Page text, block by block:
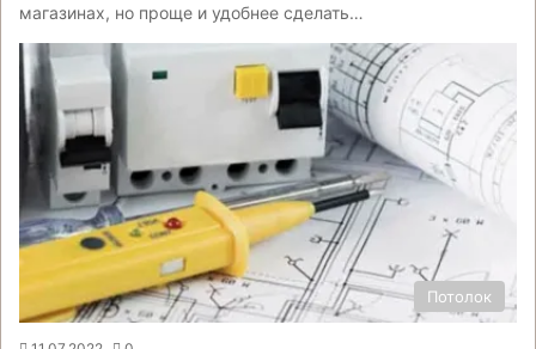
магазинах, но проще и удобнее сделать…
Потолок